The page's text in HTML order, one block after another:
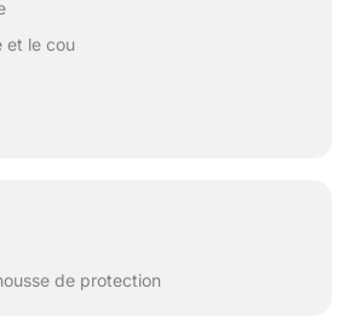
et le cou
de protection